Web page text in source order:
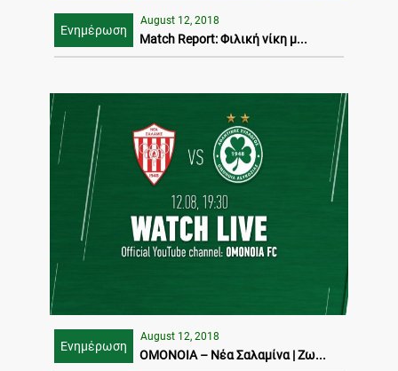
Ενημέρωση
August 12, 2018
Match Report: Φιλική νίκη μ...
Ενημέρωση
August 12, 2018
ΟΜΟΝΟΙΑ – Νέα Σαλαμίνα | Ζω...